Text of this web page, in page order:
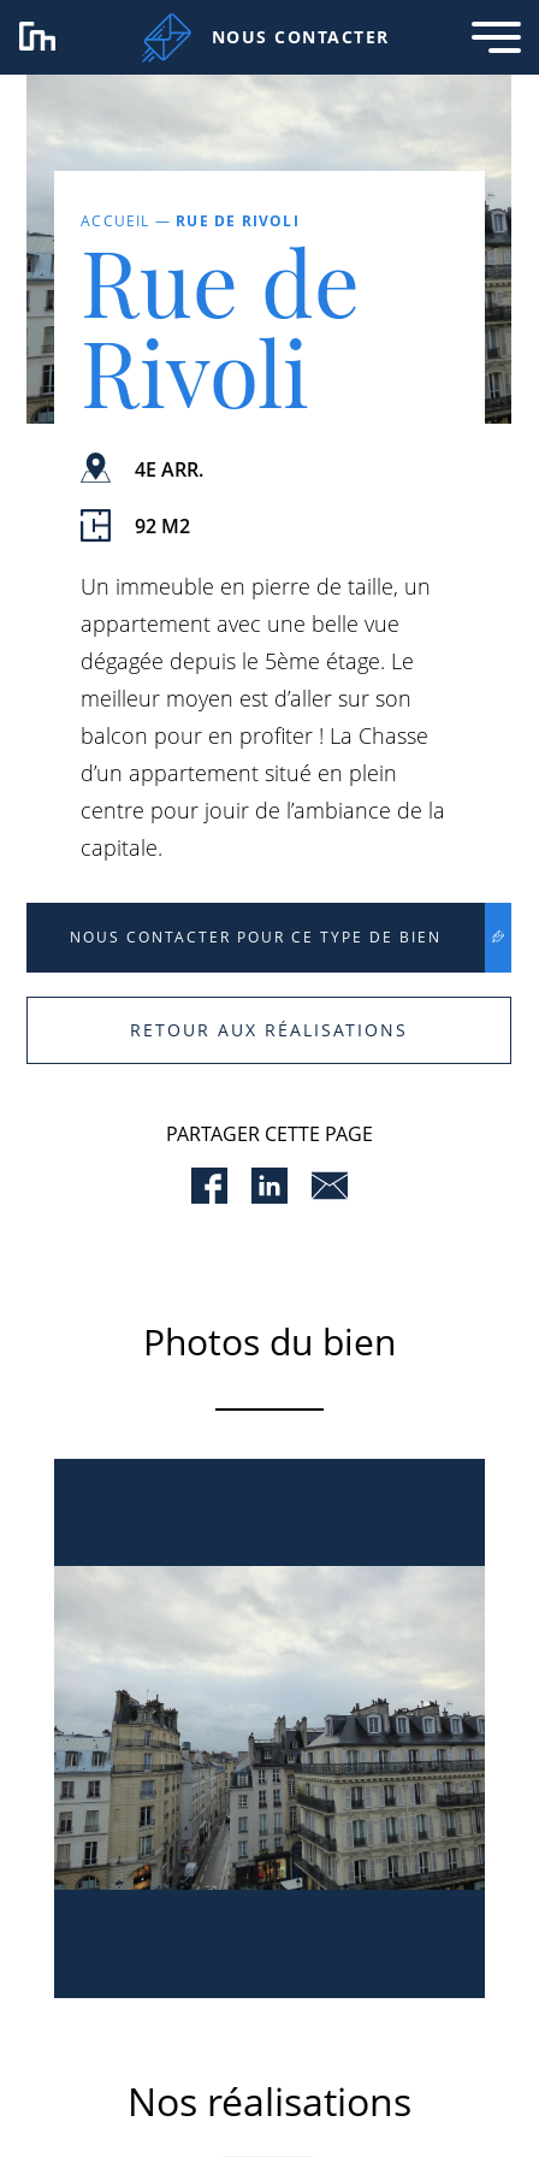
NOUS CONTACTER
ACCUEIL — RUE DE RIVOLI
Rue de
Rivoli
4E ARR.
92 M2
Un immeuble en pierre de taille, un
appartement avec une belle vue
dégagée depuis le 5ème étage. Le
meilleur moyen est d’aller sur son
balcon pour en profiter ! La Chasse
d’un appartement situé en plein
centre pour jouir de l’ambiance de la
capitale.
NOUS CONTACTER POUR CE TYPE DE BIEN
PARTAGER CETTE PAGE
RETOUR AUX RÉALISATIONS
Photos du bien
Nos réalisations